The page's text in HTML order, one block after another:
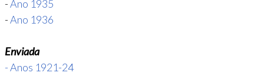
-Ano 1935
-Ano 1936
Enviada
- Anos 1921-24